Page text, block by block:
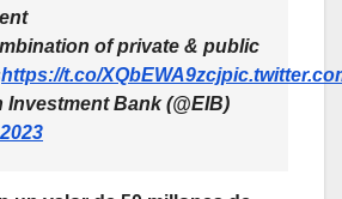
of private & public
https://t.co/XQbEWA9zcj
Bank (@EIB)